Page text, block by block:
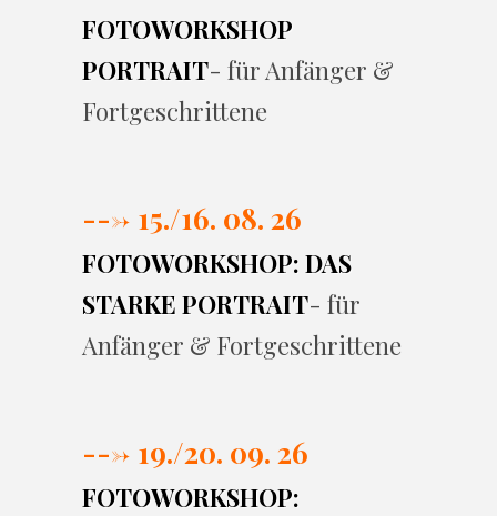
FOTOWORKSHOP
PORTRAIT- für Anfänger &
Fortgeschrittene
---> 15./16. 08. 26
FOTOWORKSHOP: DAS
STARKE PORTRAIT- für
Anfänger & Fortgeschrittene
---> 19./20. 09. 26
FOTOWORKSHOP: